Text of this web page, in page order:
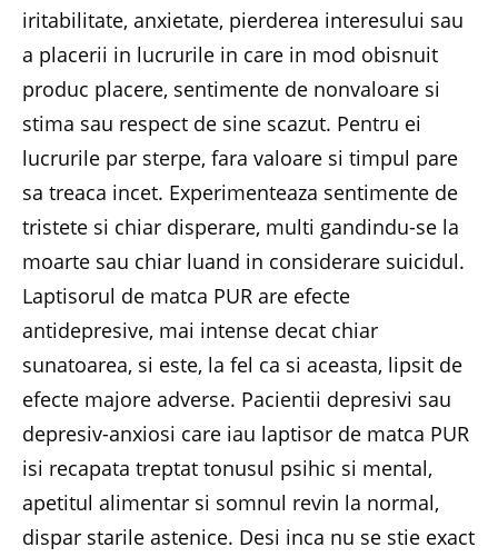
iritabilitate, anxietate, pierderea interesului sau
a placerii in lucrurile in care in mod obisnuit
produc placere, sentimente de nonvaloare si
stima sau respect de sine scazut. Pentru ei
lucrurile par sterpe, fara valoare si timpul pare
sa treaca incet. Experimenteaza sentimente de
tristete si chiar disperare, multi gandindu-se la
moarte sau chiar luand in considerare suicidul.
Laptisorul de matca PUR are efecte
antidepresive, mai intense decat chiar
sunatoarea, si este, la fel ca si aceasta, lipsit de
efecte majore adverse. Pacientii depresivi sau
depresiv-anxiosi care iau laptisor de matca PUR
isi recapata treptat tonusul psihic si mental,
apetitul alimentar si somnul revin la normal,
dispar starile astenice. Desi inca nu se stie exact